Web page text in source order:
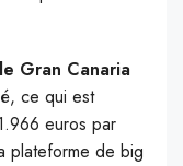
Gran Canaria
ce qui est
euros par
plateforme de big